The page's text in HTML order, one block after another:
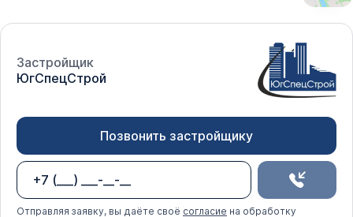
Застройщик
ЮгСпецСтрой
Позвонить застройщику
Отправляя заявку, вы даёте своё согласие на обработку